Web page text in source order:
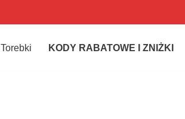
Torebki KODY RABATOWE I ZNIŻKI